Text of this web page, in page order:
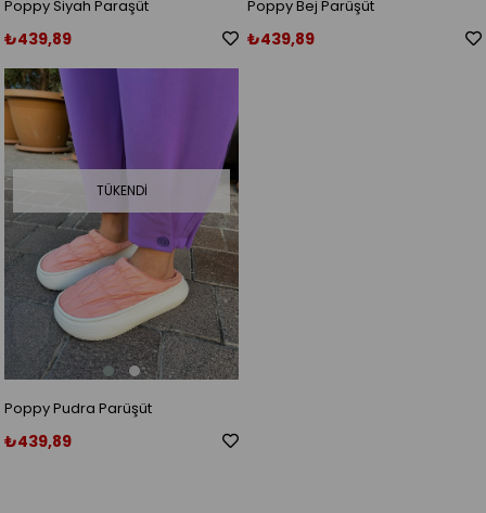
Poppy Siyah Paraşüt
₺439,89
Poppy Bej Parüşüt
₺439,89
TÜKENDI
Poppy Pudra Parüşüt
₺439,89